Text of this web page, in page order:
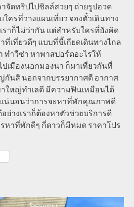
จัดทริปไปชิลล์สวยๆ ถ่ายรูปอวด
ครที่วางแผนเที่ยว จองตั๋วเดินทาง
ราก็ไม่ว่ากัน แต่สำหรับใครที่ยังคิด
เที่ยวดีๆ แบบที่ขี้เกียดเดินทางไกล
ทำวีซ่า หาพาสปอร์ตอะไรให้
เมืองนอกมองนา ก็มาเที่ยวกันที่
กันสิ นอกจากบรรยากาศดี อากาศ
าใหญ่ทำเลดี มีความฟินเหมือนได้
น่นอนว่าการจะหาที่พักคุณภาพดี
ย่างเราก็ต้องหาตัวช่วยบริการดี
รหาที่พักดีๆ กี่ดาวก็มีหมด ราคาโปร